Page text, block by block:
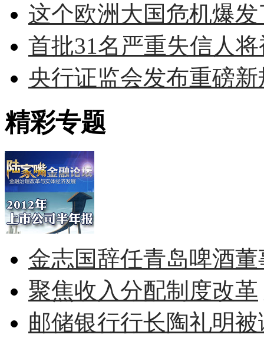
这个欧洲大国危机爆
首批31名严重失信人
央行证监会发布重磅
精彩专题
金志国辞任青岛啤酒董
聚焦收入分配制度改革
邮储银行行长陶礼明被